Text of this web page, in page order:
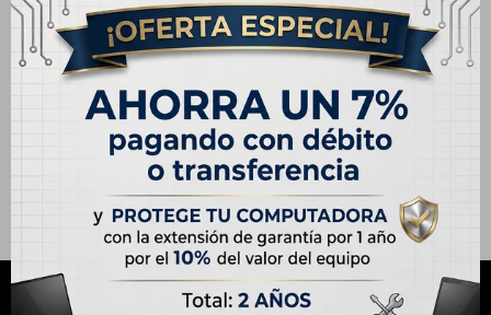
Filtrando por: Celulares Modelo:Galaxy S20 FE
Quitar filtrosTe recomendamos quitar:
Modelo:Galaxy S20 FE